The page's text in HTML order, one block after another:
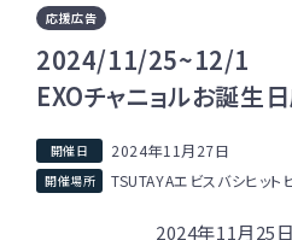
応援広告
2024/11/25~12/1
EXOチャニョルお誕生
2024年11月27日
TSUTAYAエビスバシヒット
2024年11月25